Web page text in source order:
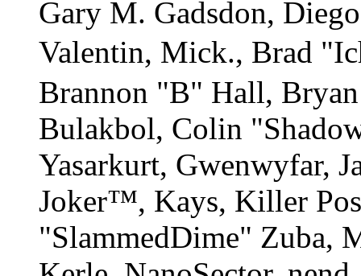
Gary M. Gadsdon,
Valentin, Mick., Brad
Brannon "B" Hall,
Bulakbol, Colin
Yasarkurt, Gwenwyfar,
Joker™, Kays, Killer
"SlammedDime" Zuba,